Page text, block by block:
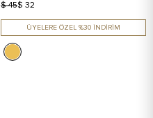
$ 45$ 32
ÜYELERE ÖZEL %30 İNDİRİM